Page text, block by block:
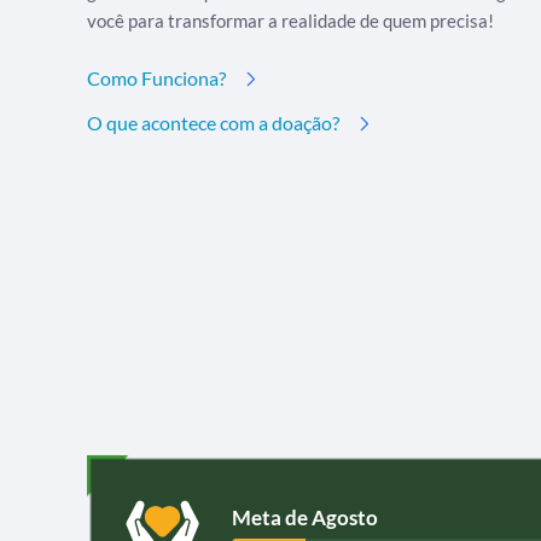
você para transformar a realidade de quem precisa!
Como Funciona?
O que acontece com a doação?
Meta de Agosto